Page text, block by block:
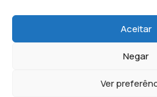
Aceitar
Negar
Ver
Ciências
Quem Somos